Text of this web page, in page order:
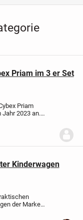
Priam im 3 er Set
Priam
Jahr 2023 an.
in Rosé-
Funktionalität
Kinderwagen
der Marke
einmal benutzt